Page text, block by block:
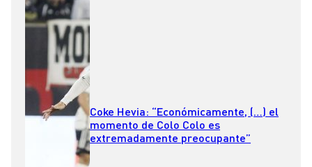
Coke Hevia: “Económicamente, (…) el
momento de Colo Colo es
extremadamente preocupante”